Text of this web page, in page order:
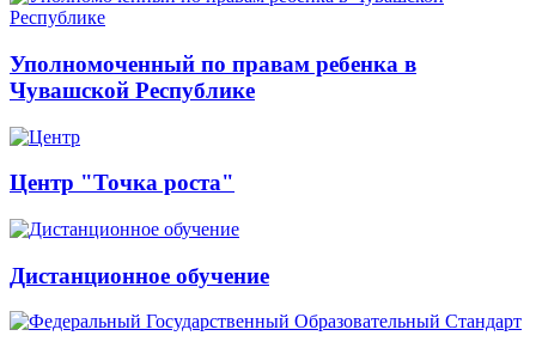
Уполномоченный по правам ребенка в
Чувашской Республике
Центр "Точка роста"
Дистанционное обучение